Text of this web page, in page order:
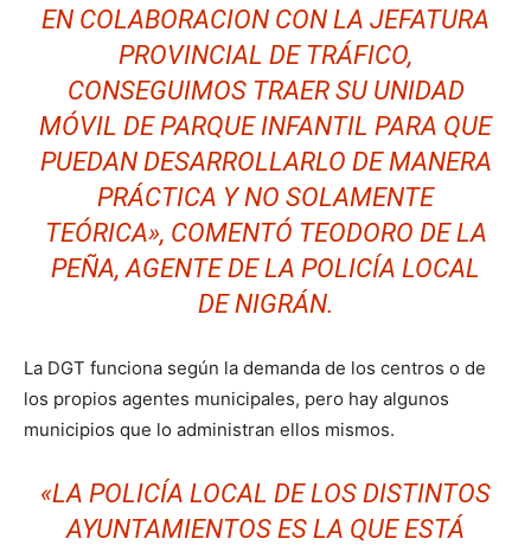
EN COLABORACION CON LA JEFATURA
PROVINCIAL DE TRÁFICO,
CONSEGUIMOS TRAER SU UNIDAD
MÓVIL DE PARQUE INFANTIL PARA QUE
PUEDAN DESARROLLARLO DE MANERA
PRÁCTICA Y NO SOLAMENTE
TEÓRICA», COMENTÓ TEODORO DE LA
PEÑA, AGENTE DE LA POLICÍA LOCAL
DE NIGRÁN.
La DGT funciona según la demanda de los centros o de
los propios agentes municipales, pero hay algunos
municipios que lo administran ellos mismos.
«LA POLICÍA LOCAL DE LOS DISTINTOS
AYUNTAMIENTOS ES LA QUE ESTÁ